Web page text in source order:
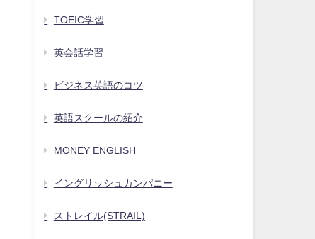
TOEIC学習
英会話学習
ビジネス英語のコツ
英語スクールの紹介
MONEY ENGLISH
イングリッシュカンパニー
ストレイル(STRAIL)